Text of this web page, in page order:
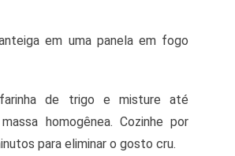
em uma panela em fogo
de trigo e misture até
homogênea. Cozinhe por
para eliminar o gosto cru.